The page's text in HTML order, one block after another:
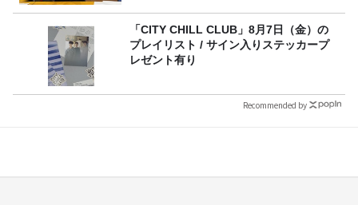
「CITY CHILL CLUB」8月7日（金）の
プレイリスト / サイン入りステッカープ
レゼント有り
Recommended by